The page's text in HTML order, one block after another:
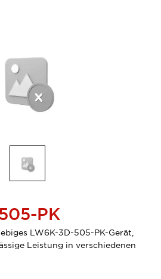
PK
LW6K-3D-505-PK-Gerät,
Leistung in verschiedenen